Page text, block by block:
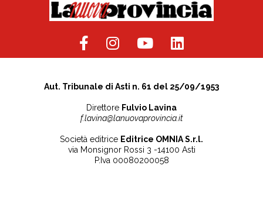
Aut. Tribunale di Asti n. 61 del 25/09/1953
Direttore Fulvio Lavina
f.lavina@lanuovaprovincia.it
Società editrice Editrice OMNIA S.r.l.
via Monsignor Rossi 3 -14100 Asti
P.Iva 00080200058